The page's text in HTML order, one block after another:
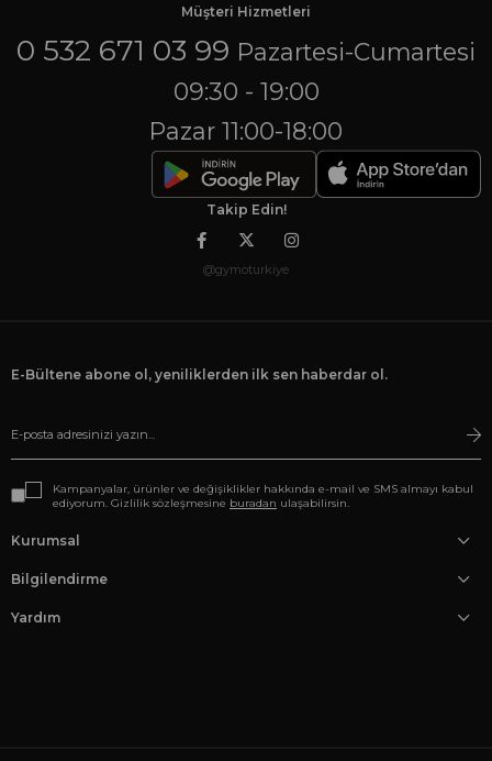
Müşteri Hizmetleri
0 532 671 03 99 Pazartesi-Cumartesi
09:30 - 19:00
Pazar 11:00-18:00
Takip Edin!
@gymoturkiye
E-Bültene abone ol, yeniliklerden ilk sen haberdar ol.
Kampanyalar, ürünler ve değişiklikler hakkında e-mail ve SMS almayı kabul
ediyorum. Gizlilik sözleşmesine buradan ulaşabilirsin.
Kurumsal
Bilgilendirme
Yardım